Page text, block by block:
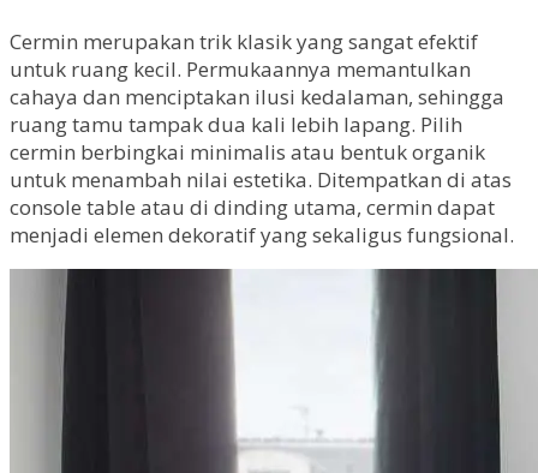
Cermin merupakan trik klasik yang sangat efektif
untuk ruang kecil. Permukaannya memantulkan
cahaya dan menciptakan ilusi kedalaman, sehingga
ruang tamu tampak dua kali lebih lapang. Pilih
cermin berbingkai minimalis atau bentuk organik
untuk menambah nilai estetika. Ditempatkan di atas
console table atau di dinding utama, cermin dapat
menjadi elemen dekoratif yang sekaligus fungsional.